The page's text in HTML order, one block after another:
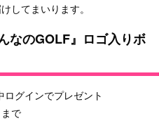
してまいります。
なのGOLF』ロゴ入りボ
グインでプレゼント
で